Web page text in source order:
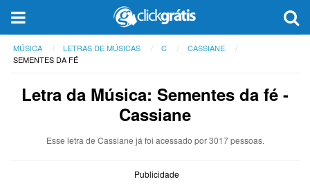
MÚSICA LETRAS DE MÚSICAS C
CASSIANE
SEMENTES DA FÉ
Letra da Música: Sementes da fé -
Cassiane
Esse letra de Cassiane já foi acessado por 3017 pessoas.
Publicidade